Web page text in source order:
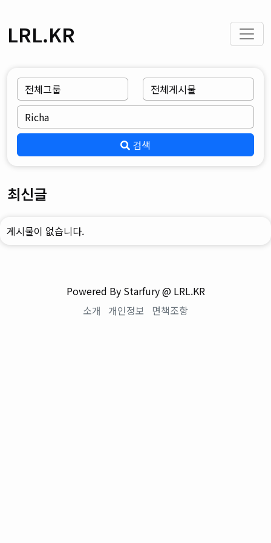
LRL.KR
검색
최신글
게시물이 없습니다.
Powered By Starfury @ LRL.KR
소개 개인정보 면책조항